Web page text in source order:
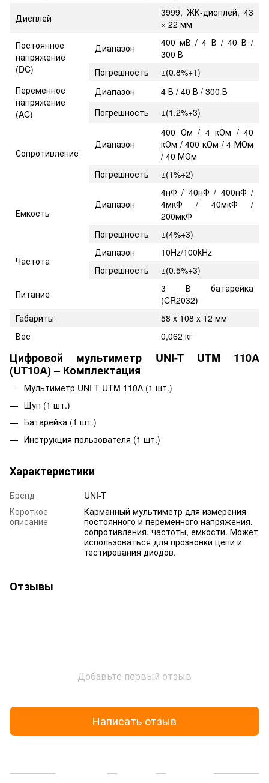
Дисплей
3999, ЖК-дисплей, 43
× 22 мм
Постоянное
напряжение
(DC)
Диапазон
400 мВ / 4 В / 40 В /
300 В
Погрешность
±(0.8%+1)
Переменное
напряжение
(AC)
Диапазон
4 В / 40 В / 300 В
Погрешность
±(1.2%+3)
Сопротивление
Диапазон
400 Ом / 4 кОм / 40
кОм / 400 кОм / 4 МОм
/ 40 МОм
Погрешность
±(1%+2)
Емкость
Диапазон
4нФ / 40нФ / 400нФ /
4мкФ / 40мкФ /
200мкФ
Погрешность
±(4%+3)
Частота
Диапазон
10Hz/100kHz
Погрешность
±(0.5%+3)
Питание
3 В батарейка
(CR2032)
Габариты
58 x 108 x 12 мм
Вес
0,062 кг
Цифровой мультиметр UNI-T UTM 110A
(UT10A) – Комплектация
Мультиметр UNI-T UTM 110A (1 шт.)
Щуп (1 шт.)
Батарейка (1 шт.)
Инструкция пользователя (1 шт.)
Характеристики
Бренд
UNI-T
Короткое
описание
Карманный мультиметр для измерения
постоянного и переменного напряжения,
сопротивления, частоты, емкости. Может
использоваться для прозвонки цепи и
тестирования диодов.
Отзывы
Добавьте первый отзыв
Написать отзыв